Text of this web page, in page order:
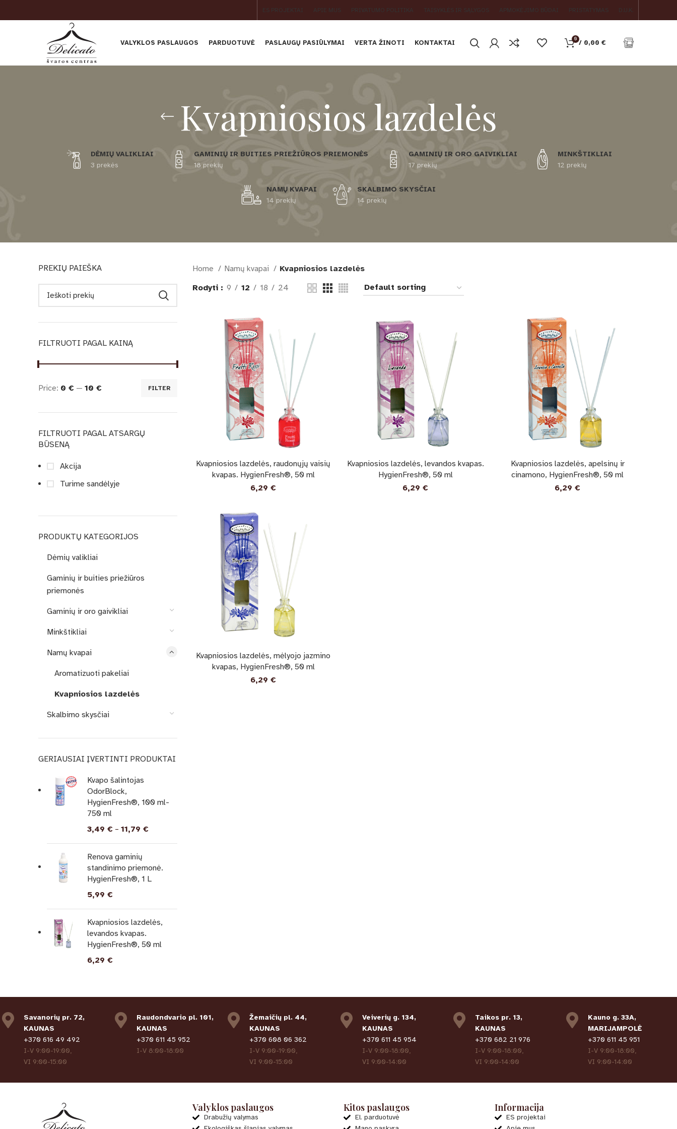
ES PROJEKTAI APIE MUS PRIVATUMO POLITIKA TAISYKLĖS IR SĄLYGOS APMOKĖJIMO BŪDAI PRISTATYMAS D.U.K.
VALYKLOS PASLAUGOS PARDUOTUVĖ PASLAUGŲ PASIŪLYMAI VERTA ŽINOTI KONTAKTAI 0 / 0,00 €
Kvapniosios lazdelės
DĖMIŲ VALIKLIAI
3 prekės
GAMINIŲ IR BUITIES PRIEŽIŪROS PRIEMONĖS
18 prekių
GAMINIŲ IR ORO GAIVIKLIAI
17 prekių
MINKŠTIKLIAI
12 prekių
NAMŲ KVAPAI
14 prekių
SKALBIMO SKYSČIAI
14 prekių
PREKIŲ PAIEŠKA
FILTRUOTI PAGAL KAINĄ
FILTER
Price: 0 € — 10 €
FILTRUOTI PAGAL ATSARGŲ
BŪSENĄ
Akcija
Turime sandėlyje
PRODUKTŲ KATEGORIJOS
Dėmių valikliai
Gaminių ir buities priežiūros
priemonės
Gaminių ir oro gaivikliai
Minkštikliai
Namų kvapai
Aromatizuoti pakeliai
Kvapniosios lazdelės
Skalbimo skysčiai
GERIAUSIAI ĮVERTINTI PRODUKTAI
Kvapo šalintojas
OdorBlock,
HygienFresh®, 100 ml-
750 ml
3,49 € – 11,79 €
Renova gaminių
standinimo priemonė.
HygienFresh®, 1 L
5,99 €
Kvapniosios lazdelės,
levandos kvapas.
HygienFresh®, 50 ml
6,29 €
Home Namų kvapai
Kvapniosios lazdelės
Rodyti
9 12 18 24
Kvapniosios lazdelės, raudonųjų vaisių
kvapas. HygienFresh®, 50 ml
6,29€
Kvapniosios lazdelės, levandos kvapas.
HygienFresh®, 50 ml
6,29€
Kvapniosios lazdelės, apelsinų ir
cinamono, HygienFresh®, 50 ml
6,29€
Kvapniosios lazdelės, mėlyojo jazmino
kvapas, HygienFresh®, 50 ml
6,29€
Savanorių pr. 72,
KAUNAS
+370 616 49 492
I-V 9:00-19:00,
VI 9:00-15:00
Raudondvario pl. 101,
KAUNAS
+370 611 45 952
I-V 8:00-18:00
Žemaičių pl. 44,
KAUNAS
+370 608 06 362
I-V 9:00-19:00,
VI 9:00-15:00
Veiverių g. 134,
KAUNAS
+370 611 45 954
I-V 9:00-18:00,
VI 9:00-14:00
Taikos pr. 13,
KAUNAS
+370 682 21 976
I-V 9:00-18:00,
VI 9:00-14:00
Kauno g. 33A,
MARIJAMPOLĖ
+370 611 45 951
I-V 9:00-18:00,
VI 9:00-14:00
Valyklos paslaugos
Drabužių valymas
Kitos paslaugos
El. parduotuvė
Informacija
ES projektai